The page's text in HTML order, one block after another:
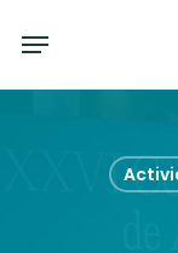
main
Menu